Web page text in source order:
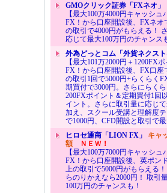
GMOクリック証券「FXネオ」
【最大100万4000円キャッシュ
FX！から口座開設後、FXネオ
の取引で4000円がもらえる！
応じて最大100万円のチャンス
外為どっとコム「外貨ネクスト
【最大101万2000円＋1200FX
FX！から口座開設後、FX口座
の取引1回で5000円+らくらく
期買付で3000円。さらにらく
200FXポイント＆定期買付1回
イント。さらに取引量に応じ
加え、スクール受講と理解度
で1000円、CFD開設と取引で最
ヒロセ通商「LION FX」 キャ
額ＮＥＷ！
【最大100万7000円キャッシュ
FX！から口座開設後、英ポン
上の取引で5000円がもらえる
らのりかえなら2000円！ 取引
100万円のチャンスも！